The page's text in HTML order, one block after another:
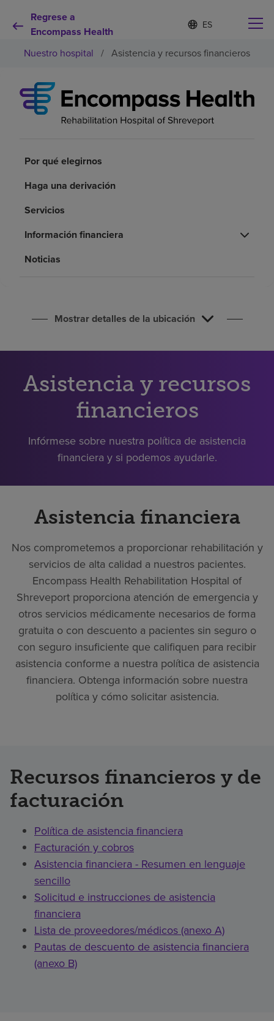
Regrese a
Encompass Health
Lista
de
idiomas
contraída
d
o
s
e
e
Por qué debe elegirnos
Recursos de salud
Empleos
Pagar mi factura
Nuestro hospital / Asistencia y recursos financieros
Por qué elegirnos
Haga una derivación
Servicios
Información financiera
Noticias
Mostrar detalles de la ubicación
Asistencia y recursos
financieros
Infórmese sobre nuestra política de asistencia
financiera y si podemos ayudarle.
Asistencia financiera
Nos comprometemos a proporcionar rehabilitación y
servicios de alta calidad a nuestros pacientes.
Encompass Health Rehabilitation Hospital of
Shreveport proporciona atención de emergencia y
otros servicios médicamente necesarios de forma
gratuita o con descuento a pacientes sin seguro o
con seguro insuficiente que califiquen para recibir
asistencia conforme a nuestra política de asistencia
financiera. Obtenga información sobre nuestra
política y cómo solicitar asistencia.
Recursos financieros y de
facturación
Política de asistencia financiera
Facturación y cobros
Asistencia financiera - Resumen en lenguaje
sencillo
Solicitud e instrucciones de asistencia
financiera
Lista de proveedores/médicos (anexo A)
Pautas de descuento de asistencia financiera
(anexo B)